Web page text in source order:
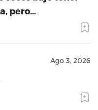
pero…
Ago 3, 2026